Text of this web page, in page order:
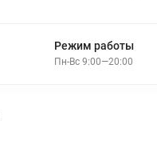
Режим работы
Пн-Вс 9:00—20:00